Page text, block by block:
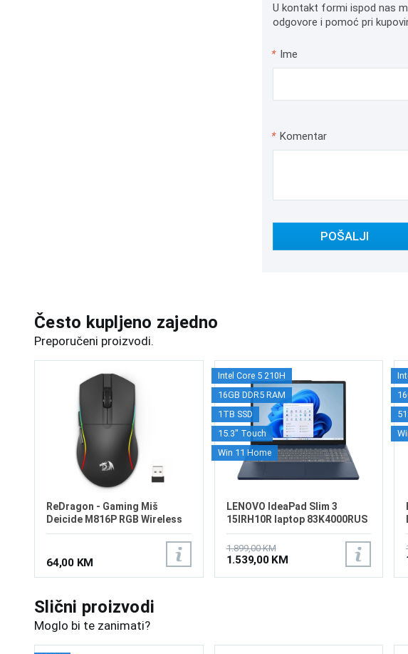
U kontakt formi ispod nas
odgovore i pomoć pri
* Ime
* Komentar
POŠALJI
Često kupljeno zajedno
Preporučeni proizvodi.
ReDragon - Gaming Miš
Deicide M816P RGB Wireless
64,00 KM
Intel Core 5 210H
16GB DDR5 RAM
1TB SSD
15.3" Touch
Win 11 Home
LENOVO IdeaPad Slim 3
15IRH10R laptop 83K4000RUS
1.899,00 KM
1.539,00 KM
Slični proizvodi
Moglo bi te zanimati?